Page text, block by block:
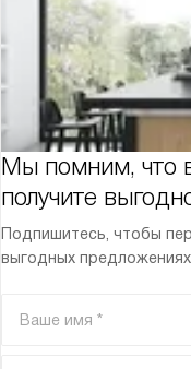
Мы помним, что
получите
Подпишитесь, чтобы
выгодных предложениях